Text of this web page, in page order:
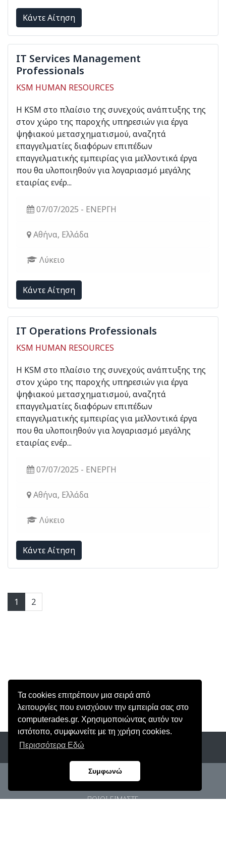
Τα cookies επιτρέπουν μια σειρά από
λειτουργίες που ενισχύουν την εμπειρία σας στο
computerades.gr. Χρησιμοποιώντας αυτόν τον
ιστότοπο, συμφωνείτε με τη χρήση cookies.
Περισσότερα Εδώ
Συμφωνώ
Kάντε Αίτηση
IT Services Management
Professionals
KSM HUMAN RESOURCES
Η KSM στο πλαίσιο της συνεχούς ανάπτυξης της
στον χώρο της παροχής υπηρεσιών για έργα
ψηφιακού μετασχηματισμού, αναζητά
επαγγελματίες διαφόρων επιπέδων
επαγγελματικής εμπειρίας για μελλοντικά έργα
που θα υλοποιηθούν για λογαριασμό μεγάλης
εταιρίας ενέρ...
07/07/2025 - ΕΝΕΡΓΗ
Αθήνα, Ελλάδα
Λύκειο
Kάντε Αίτηση
IT Operations Professionals
KSM HUMAN RESOURCES
Η KSM στο πλαίσιο της συνεχούς ανάπτυξης της
στον χώρο της παροχής υπηρεσιών για έργα
ψηφιακού μετασχηματισμού, αναζητά
επαγγελματίες διαφόρων επιπέδων
επαγγελματικής εμπειρίας για μελλοντικά έργα
που θα υλοποιηθούν για λογαριασμό μεγάλης
εταιρίας ενέρ...
07/07/2025 - ΕΝΕΡΓΗ
Αθήνα, Ελλάδα
Λύκειο
Kάντε Αίτηση
1 2
ΑρΓΕΜΗ: 62906803000
ΠΟΙΟΙ ΕΙΜΑΣΤΕ